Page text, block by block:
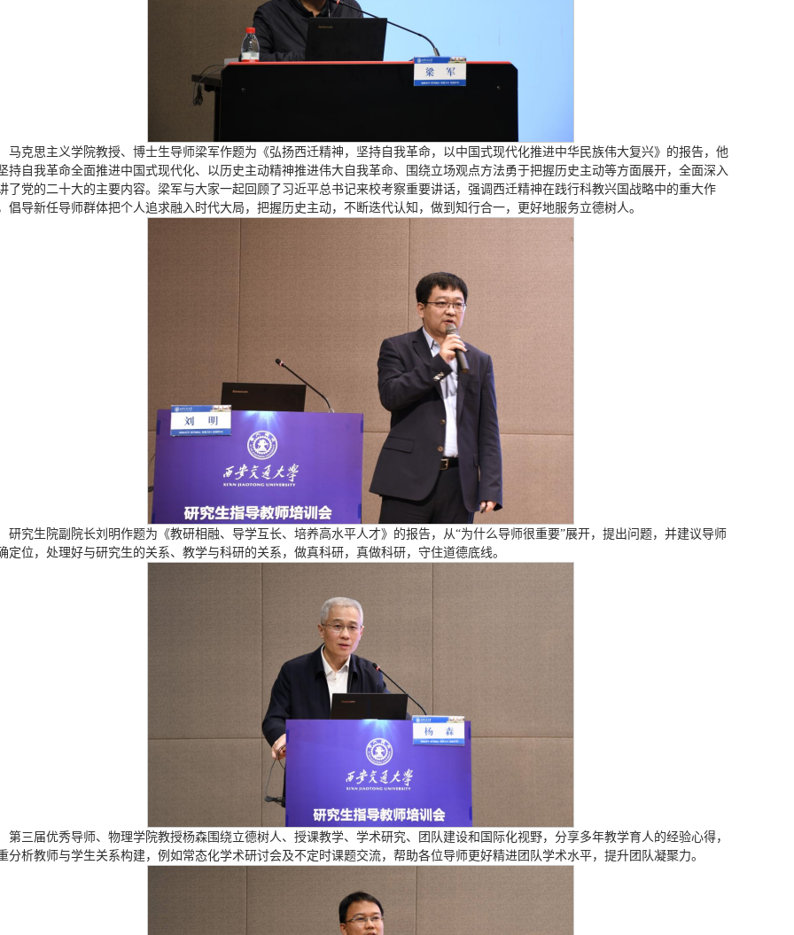
马克思主义学院教授、博士生导师梁军作题为《弘扬西迁精神，坚持自我革命，以中国式现代化推进中华民族伟大复兴》的报告，他
持自我革命全面推进中国式现代化、以历史主动精神推进伟大自我革命、围绕立场观点方法勇于把握历史主动等方面展开，全面深入
了党的二十大的主要内容。梁军与大家一起回顾了习近平总书记来校考察重要讲话，强调西迁精神在践行科教兴国战略中的重大作
倡导新任导师群体把个人追求融入时代大局，把握历史主动，不断迭代认知，做到知行合一，更好地服务立德树人。
研究生院副院长刘明作题为《教研相融、导学互长、培养高水平人才》的报告，从“为什么导师很重要”展开，提出问题，并建议导师
定位，处理好与研究生的关系、教学与科研的关系，做真科研，真做科研，守住道德底线。
第三届优秀导师、物理学院教授杨森围绕立德树人、授课教学、学术研究、团队建设和国际化视野，分享多年教学育人的经验心得，
分析教师与学生关系构建，例如常态化学术研讨会及不定时课题交流，帮助各位导师更好精进团队学术水平，提升团队凝聚力。